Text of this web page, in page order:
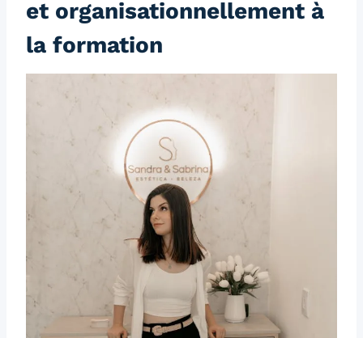
et organisationnellement à
la formation